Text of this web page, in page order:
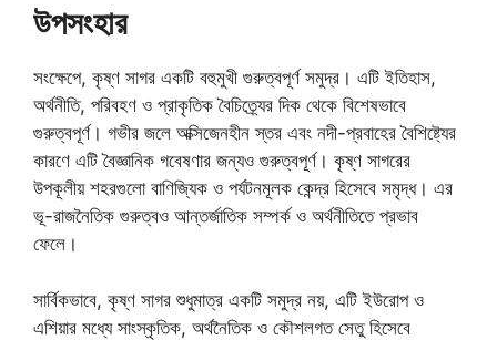
উপসংহার
সংক্ষেপে, কৃষ্ণ সাগর একটি বহুমুখী গুরুত্বপূর্ণ সমুদ্র। এটি ইতিহাস,
অর্থনীতি, পরিবহণ ও প্রাকৃতিক বৈচিত্র্যের দিক থেকে বিশেষভাবে
গুরুত্বপূর্ণ। গভীর জলে অক্সিজেনহীন স্তর এবং নদী-প্রবাহের বৈশিষ্ট্যের
কারণে এটি বৈজ্ঞানিক গবেষণার জন্যও গুরুত্বপূর্ণ। কৃষ্ণ সাগরের
উপকূলীয় শহরগুলো বাণিজ্যিক ও পর্যটনমূলক কেন্দ্র হিসেবে সমৃদ্ধ। এর
ভূ-রাজনৈতিক গুরুত্বও আন্তর্জাতিক সম্পর্ক ও অর্থনীতিতে প্রভাব
ফেলে।
সার্বিকভাবে, কৃষ্ণ সাগর শুধুমাত্র একটি সমুদ্র নয়, এটি ইউরোপ ও
এশিয়ার মধ্যে সাংস্কৃতিক, অর্থনৈতিক ও কৌশলগত সেতু হিসেবে